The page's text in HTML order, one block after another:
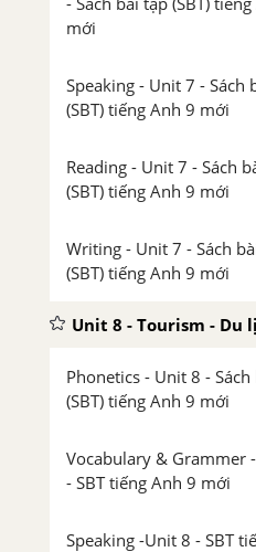
mới
Speaking - Unit 7 - Sách
(SBT) tiếng Anh 9 mới
Reading - Unit 7 - Sách
(SBT) tiếng Anh 9 mới
Writing - Unit 7 - Sách
(SBT) tiếng Anh 9 mới
Unit 8 - Tourism - Du
Phonetics - Unit 8 -
(SBT) tiếng Anh 9 mới
Vocabulary & Grammer
- SBT tiếng Anh 9 mới
Speaking -Unit 8 - SBT